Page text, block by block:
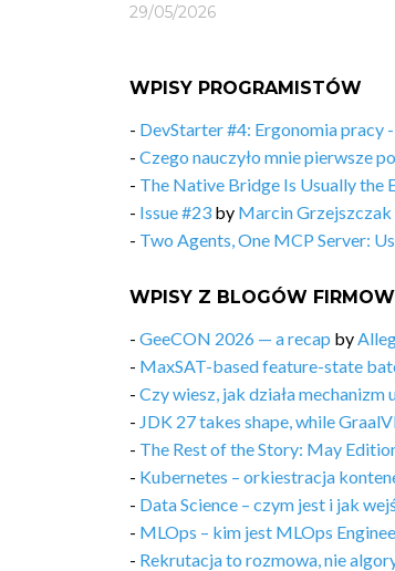
29/05/2026
WPISY PROGRAMISTÓW
- DevStarter #4: Ergonomia pracy
- Czego nauczyło mnie pierwsze
- The Native Bridge Is Usually the
- Issue #23 by Marcin Grzejszczak
- Two Agents, One MCP Server:
WPISY Z BLOGÓW
- GeeCON 2026 — a recap by
- MaxSAT-based feature-state
- Czy wiesz, jak działa
- JDK 27 takes shape, while
- The Rest of the Story: May
- Kubernetes – orkiestracja
- Data Science – czym jest i jak
- MLOps – kim jest MLOps
- Rekrutacja to rozmowa, nie